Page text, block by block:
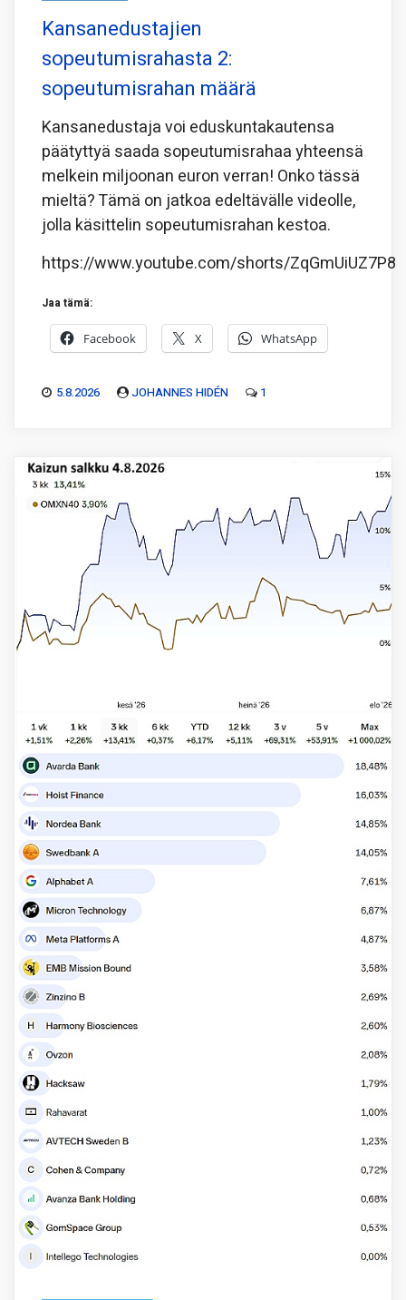
Kansanedustajien
sopeutumisrahasta 2:
sopeutumisrahan määrä
Kansanedustaja voi eduskuntakautensa
päätyttyä saada sopeutumisrahaa yhteensä
melkein miljoonan euron verran! Onko tässä
mieltä? Tämä on jatkoa edeltävälle videolle,
jolla käsittelin sopeutumisrahan kestoa.
https://www.youtube.com/shorts/ZqGmUiUZ7P8
Jaa tämä:
Facebook X WhatsApp
5.8.2026 JOHANNES HIDÉN 1